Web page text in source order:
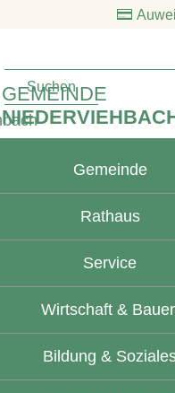
GEMEINDE
Gemeinde
Rathaus
Service
Wirtschaft &
Bildung &